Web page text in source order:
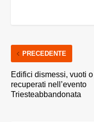
PRECEDENTE
Edifici dismessi, vuoti o
recuperati nell’evento
Triesteabbandonata